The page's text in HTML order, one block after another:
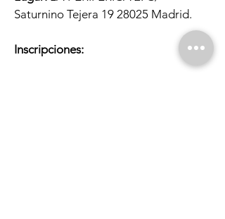
Saturnino Tejera 19 28025 Madrid.
Inscripciones: